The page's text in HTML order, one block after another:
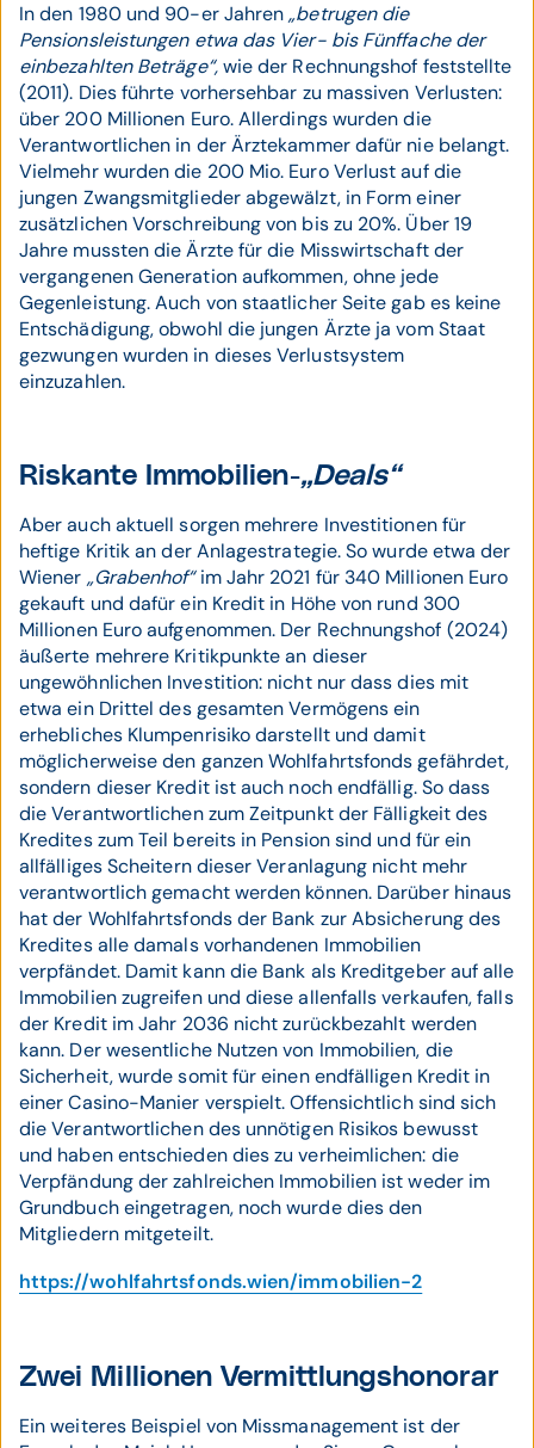
In den 1980 und 90-er Jahren„betrugen die
Pensionsleistungen etwa das Vier- bis Fünffache der
einbezahlten Beträge“,wie der Rechnungshof feststellte
(2011). Dies führte vorhersehbar zu massiven Verlusten:
über 200 Millionen Euro. Allerdings wurden die
Verantwortlichen in der Ärztekammer dafür nie belangt.
Vielmehr wurden die 200 Mio. Euro Verlust auf die
jungen Zwangsmitglieder abgewälzt, in Form einer
zusätzlichen Vorschreibung von bis zu 20%. Über 19
Jahre mussten die Ärzte für die Misswirtschaft der
vergangenen Generation aufkommen, ohne jede
Gegenleistung. Auch von staatlicher Seite gab es keine
Entschädigung, obwohl die jungen Ärzte ja vom Staat
gezwungen wurden in dieses Verlustsystem
einzuzahlen.
Riskante Immobilien-„Deals“
Aber auch aktuell sorgen mehrere Investitionen für
heftige Kritik an der Anlagestrategie. So wurde etwa der
Wiener „Grabenhof“im Jahr 2021 für 340 Millionen Euro
gekauft und dafür ein Kredit in Höhe von rund 300
Millionen Euro aufgenommen. Der Rechnungshof (2024)
äußerte mehrere Kritikpunkte an dieser
ungewöhnlichen Investition: nicht nur dass dies mit
etwa ein Drittel des gesamten Vermögens ein
erhebliches Klumpenrisiko darstellt und damit
möglicherweise den ganzen Wohlfahrtsfonds gefährdet,
sondern dieser Kredit ist auch noch endfällig. So dass
die Verantwortlichen zum Zeitpunkt der Fälligkeit des
Kredites zum Teil bereits in Pension sind und für ein
allfälliges Scheitern dieser Veranlagung nicht mehr
verantwortlich gemacht werden können. Darüber hinaus
hat der Wohlfahrtsfonds der Bank zur Absicherung des
Kredites alle damals vorhandenen Immobilien
verpfändet. Damit kann die Bank als Kreditgeber auf alle
Immobilien zugreifen und diese allenfalls verkaufen, falls
der Kredit im Jahr 2036 nicht zurückbezahlt werden
kann. Der wesentliche Nutzen von Immobilien, die
Sicherheit, wurde somit für einen endfälligen Kredit in
einer Casino-Manier verspielt. Offensichtlich sind sich
die Verantwortlichen des unnötigen Risikos bewusst
und haben entschieden dies zu verheimlichen: die
Verpfändung der zahlreichen Immobilien ist weder im
Grundbuch eingetragen, noch wurde dies den
Mitgliedern mitgeteilt.
https://wohlfahrtsfonds.wien/immobilien-2
Zwei Millionen Vermittlungshonorar
Ein weiteres Beispiel von Missmanagement ist der